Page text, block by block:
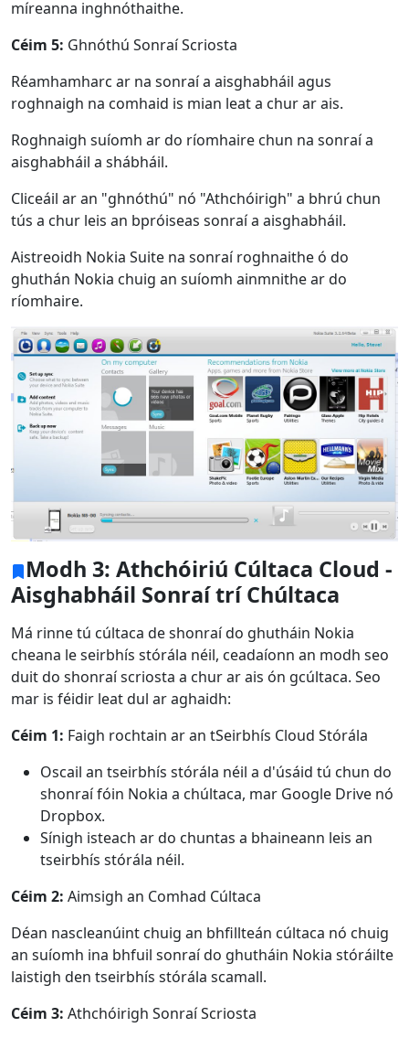
míreanna inghnóthaithe.
Céim 5: Ghnóthú Sonraí Scriosta
Réamhamharc ar na sonraí a aisghabháil agus
roghnaigh na comhaid is mian leat a chur ar ais.
Roghnaigh suíomh ar do ríomhaire chun na sonraí a
aisghabháil a shábháil.
Cliceáil ar an "ghnóthú" nó "Athchóirigh" a bhrú chun
tús a chur leis an bpróiseas sonraí a aisghabháil.
Aistreoidh Nokia Suite na sonraí roghnaithe ó do
ghuthán Nokia chuig an suíomh ainmnithe ar do
ríomhaire.
Modh 3: Athchóiriú Cúltaca Cloud -
Aisghabháil Sonraí trí Chúltaca
Má rinne tú cúltaca de shonraí do ghutháin Nokia
cheana le seirbhís stórála néil, ceadaíonn an modh seo
duit do shonraí scriosta a chur ar ais ón gcúltaca. Seo
mar is féidir leat dul ar aghaidh:
Céim 1: Faigh rochtain ar an tSeirbhís Cloud Stórála
Oscail an tseirbhís stórála néil a d'úsáid tú chun do
shonraí fóin Nokia a chúltaca, mar Google Drive nó
Dropbox.
Sínigh isteach ar do chuntas a bhaineann leis an
tseirbhís stórála néil.
Céim 2: Aimsigh an Comhad Cúltaca
Déan nascleanúint chuig an bhfillteán cúltaca nó chuig
an suíomh ina bhfuil sonraí do ghutháin Nokia stóráilte
laistigh den tseirbhís stórála scamall.
Céim 3: Athchóirigh Sonraí Scriosta
Dansk
русский
हिंदी
Bahasa Melayu
ไทย
한국어
Gaeilge